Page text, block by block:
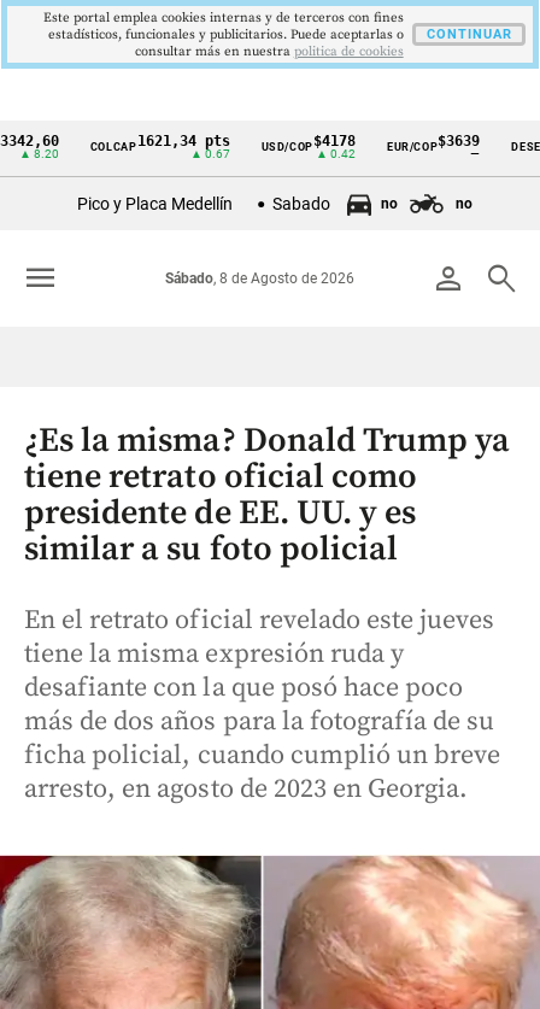
Cintillo
Colombia
COLCAP1621,34 pts USD/COP$4178
▲ 0.42
EUR/COP$3639
—
Pico y Placa Medellín Sabado no no
person search
Sábado, 8 de Agosto de 2026
menu
¿Es la misma? Donald Trump ya
tiene retrato oficial como
presidente de EE. UU. y es
similar a su foto policial
En el retrato oficial revelado este jueves
tiene la misma expresión ruda y
desafiante con la que posó hace poco
más de dos años para la fotografía de su
ficha policial, cuando cumplió un breve
arresto, en agosto de 2023 en Georgia.
Este portal emplea cookies internas y de terceros con fines
estadísticos, funcionales y publicitarios. Puede aceptarlas o
consultar más en nuestra politica de cookies
CONTINUAR